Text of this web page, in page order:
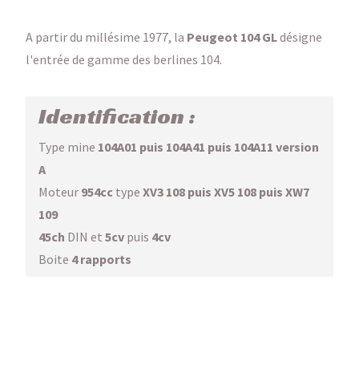
A partir du millésime 1977, la Peugeot 104 GLdésigne
l'entrée de gamme des berlines 104.
Identification :
Type mine 104A01 puis 104A41 puis 104A11 version
A
Moteur 954cc type XV3 108 puis XV5 108 puis XW7
109
45ch DIN et 5cv puis 4cv
Boite 4 rapports